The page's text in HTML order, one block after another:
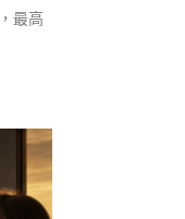
最高